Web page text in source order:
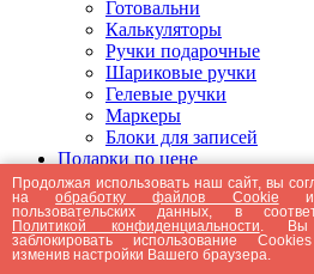
Готовальни
Калькуляторы
Ручки подарочные
Шариковые ручки
Гелевые ручки
Маркеры
Блоки для записей
Подарки по цене
Подарки от 5000 рублей
Подарки до 5000 рублей
Подарки до 3000 рублей
Подарки до 2000 рублей
Подарки до 1000 рублей
Продолжая использовать наш сайт, вы
наобработку файлов Cookie и
пользовательских данных, в
Политикой конфиденциальности . Вы
заблокировать использование
изменив настройки Вашего браузера.